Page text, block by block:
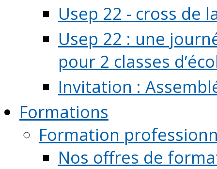
Usep 22 - cross de
Usep 22 : une
pour 2 classes
Invitation :
Formations
Formation
Nos offres de